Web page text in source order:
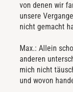
von denen wir
unsere
nicht gemacht
Max.: Allein
anderen
mich nicht
und wovon